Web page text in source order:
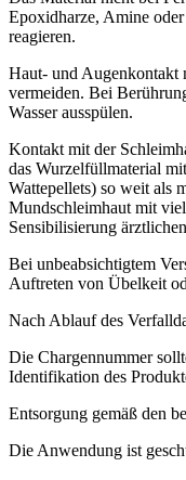
Epoxidharze, Amine
reagieren.
Haut- und Augenkontakt
vermeiden. Bei
Wasser ausspülen.
Kontakt mit der
das Wurzelfüllmaterial
Wattepellets) so weit als
Mundschleimhaut mit
Sensibilisierung
Bei unbeabsichtigtem
Auftreten von Übelkeit
Nach Ablauf des
Die Chargennummer
Identifikation des
Entsorgung gemäß den
Die Anwendung ist